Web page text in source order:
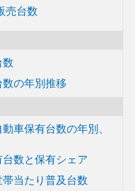
売台数
の年別推移
車保有台数の年別、
数と保有シェア
当たり普及台数